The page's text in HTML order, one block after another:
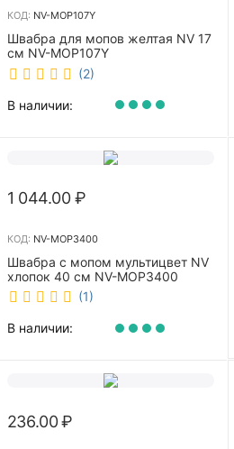
КОД: NV-MOP107Y
Швабра для мопов желтая NV 17
см NV-MOP107Y
(2)
В наличии:
1 044.00 ₽
КОД: NV-MOP3400
Швабра с мопом мультицвет NV
хлопок 40 см NV-MOP3400
(1)
В наличии:
236.00₽